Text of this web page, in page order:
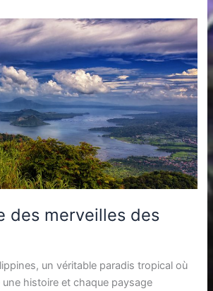
des merveilles des
un véritable paradis tropical où
histoire et chaque paysage